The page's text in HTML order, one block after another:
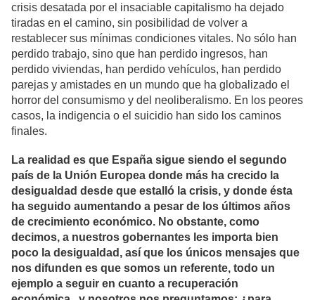
crisis desatada por el insaciable capitalismo ha dejado
tiradas en el camino, sin posibilidad de volver a
restablecer sus mínimas condiciones vitales. No sólo han
perdido trabajo, sino que han perdido ingresos, han
perdido viviendas, han perdido vehículos, han perdido
parejas y amistades en un mundo que ha globalizado el
horror del consumismo y del neoliberalismo. En los peores
casos, la indigencia o el suicidio han sido los caminos
finales.
La realidad es que España sigue siendo el segundo
país de la Unión Europea donde más ha crecido la
desigualdad desde que estalló la crisis, y donde ésta
ha seguido aumentando a pesar de los últimos años
de crecimiento económico. No obstante, como
decimos, a nuestros gobernantes les importa bien
poco la desigualdad, así que los únicos mensajes que
nos difunden es que somos un referente, todo un
ejemplo a seguir en cuanto a recuperación